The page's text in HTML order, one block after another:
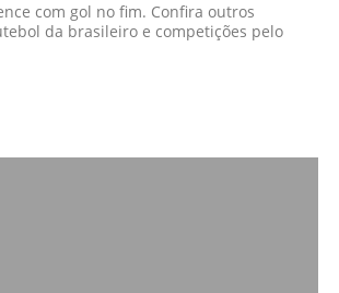
com gol no fim. Confira outros
da brasileiro e competições pelo